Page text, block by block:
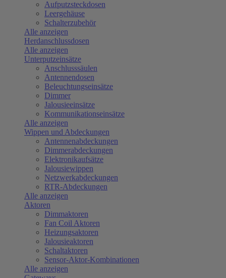
Aufputzsteckdosen
Leergehäuse
Schalterzubehör
Alle anzeigen
Herdanschlussdosen
Alle anzeigen
Unterputzeinsätze
Anschlusssäulen
Antennendosen
Beleuchtungseinsätze
Dimmer
Jalousieeinsätze
Kommunikationseinsätze
Alle anzeigen
Wippen und Abdeckungen
Antennenabdeckungen
Dimmerabdeckungen
Elektronikaufsätze
Jalousiewippen
Netzwerkabdeckungen
RTR-Abdeckungen
Alle anzeigen
Aktoren
Dimmaktoren
Fan Coil Aktoren
Heizungsaktoren
Jalousieaktoren
Schaltaktoren
Sensor-Aktor-Kombinationen
Alle anzeigen